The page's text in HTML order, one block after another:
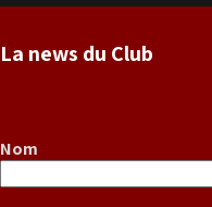
La news du Club
Nom